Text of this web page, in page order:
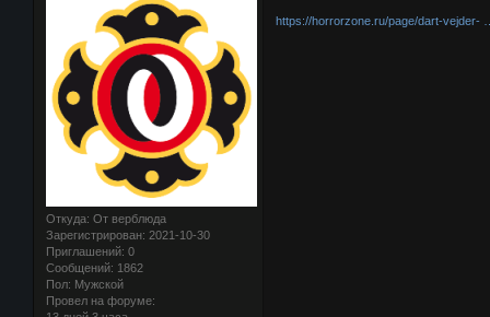
Откуда: От верблюда
Зарегистрирован: 2021-10-30
Приглашений: 0
Сообщений: 1862
Пол: Мужской
Провел на форуме:
https://horrorzone.ru/page/dart-vejder-